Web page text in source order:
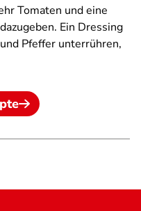
Tomaten und eine
Ein Dressing
Pfeffer unterrühren,